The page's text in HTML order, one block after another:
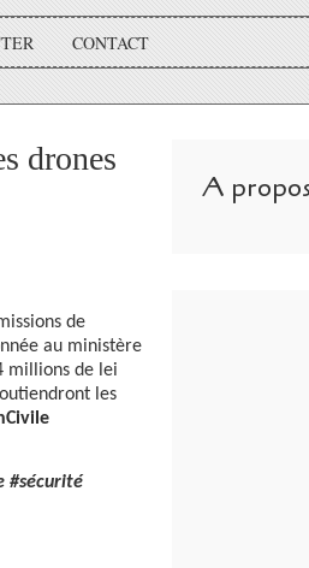
CONTACT
drones
de
au ministère
millions de lei
les
#sécurité
A propos